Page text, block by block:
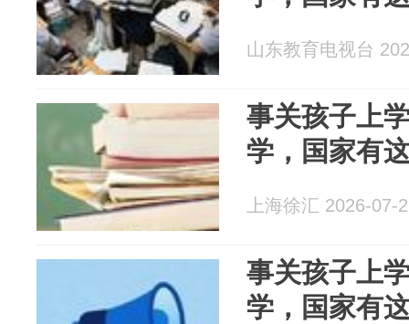
山东教育电视台
事关孩子上
学，国家有
上海徐汇 2026-07-
事关孩子上
学，国家有